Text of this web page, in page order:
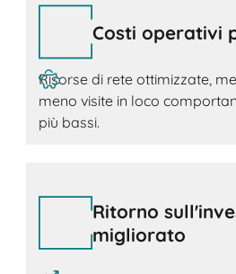
Costi operativi
Risorse di rete ottimizzate,
meno visite in loco
più bassi.
Ritorno
migliorato